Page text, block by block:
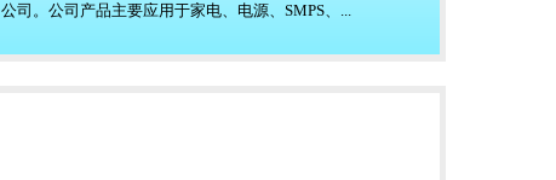
公司。公司产品主要应用于家电、电源、SMPS、...